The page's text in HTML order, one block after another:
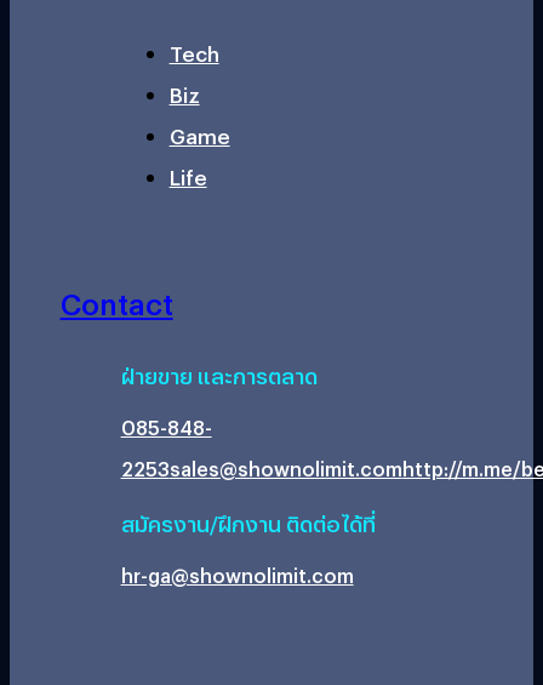
Tech
Biz
Game
Life
Contact
ฝ่ายขาย และการตลาด
085-848-
2253sales@shownolimit.comhttp://m.me/
สมัครงาน/ฝึกงาน ติดต่อได้ที่
hr-ga@shownolimit.com